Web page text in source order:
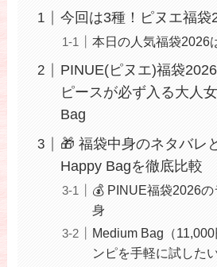
今回は3種！ピヌエ福袋
本日の人気福袋2026
PINUE(ピヌエ)福袋
ピースが必ず入る大人
Bag
🎁 福袋中身のネタバレ
Happy Bagを徹底比較
💰 PINUE福袋2026
身
Medium Bag（
ンピを手軽に試した